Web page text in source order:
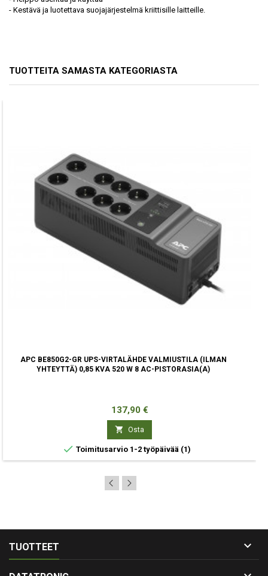
- Kestävä ja luotettava suojajärjestelmä kriittisille laitteille.
TUOTTEITA SAMASTA KATEGORIASTA
APC BE850G2-GR UPS-VIRTALÄHDE VALMIUSTILA (ILMAN
YHTEYTTÄ) 0,85 KVA 520 W 8 AC-PISTORASIA(A)
Hinta
137,90 €
 Osta
 Toimitusarvio 1-2 työpäivää (1)
TUOTTEET 